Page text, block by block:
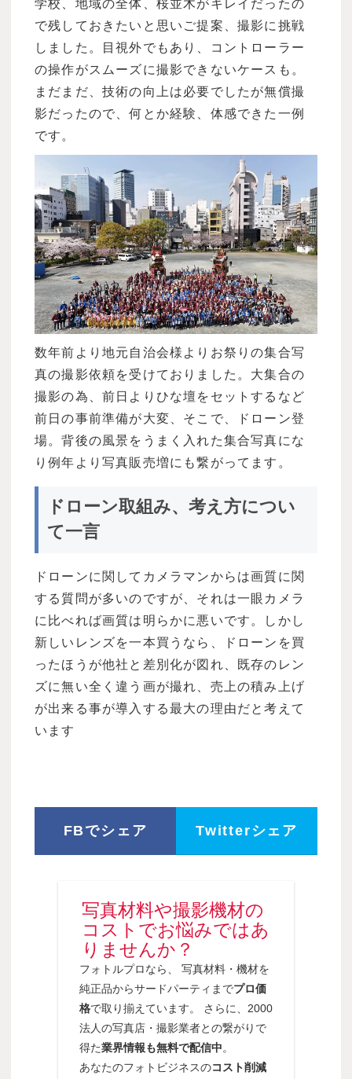
学校、地域の全体、桜並木がキレイだったの
で残しておきたいと思いご提案、撮影に挑戦
しました。目視外でもあり、コントローラー
の操作がスムーズに撮影できないケースも。
まだまだ、技術の向上は必要でしたが無償撮
影だったので、何とか経験、体感できた一例
です。
数年前より地元自治会様よりお祭りの集合写
真の撮影依頼を受けておりました。大集合の
撮影の為、前日よりひな壇をセットするなど
前日の事前準備が大変、そこで、ドローン登
場。背後の風景をうまく入れた集合写真にな
り例年より写真販売増にも繋がってます。
ドローン取組み、考え方につい
て一言
ドローンに関してカメラマンからは画質に関
する質問が多いのですが、それは一眼カメラ
に比べれば画質は明らかに悪いです。しかし
新しいレンズを一本買うなら、ドローンを買
ったほうが他社と差別化が図れ、既存のレン
ズに無い全く違う画が撮れ、売上の積み上げ
が出来る事が導入する最大の理由だと考えて
います
FBでシェア Twitterシェア
写真材料や撮影機材の
コストでお悩みではあ
りませんか？
フォトルプロなら、 写真材料・機材を
純正品からサードパーティまでプロ価
格で取り揃えています。 さらに、2000
法人の写真店・撮影業者との繋がりで
得た業界情報も無料で配信中。
あなたのフォトビジネスのコスト削減